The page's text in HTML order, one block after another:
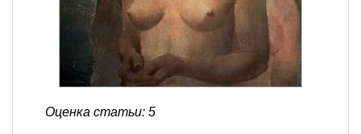
Оценка статьи: 5